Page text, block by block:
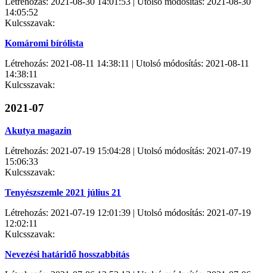
14:05:52
Kulcsszavak:
Komáromi bírólista
Létrehozás: 2021-08-11 14:38:11 | Utolsó módosítás: 2021-08-11
14:38:11
Kulcsszavak:
2021-07
Akutya magazin
Létrehozás: 2021-07-19 15:04:28 | Utolsó módosítás: 2021-07-19
15:06:33
Kulcsszavak:
Tenyészszemle 2021 július 21
Létrehozás: 2021-07-19 12:01:39 | Utolsó módosítás: 2021-07-19
12:02:11
Kulcsszavak:
Nevezési határidő hosszabbítás